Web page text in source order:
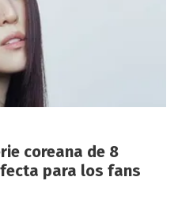
coreana de 8
para los fans